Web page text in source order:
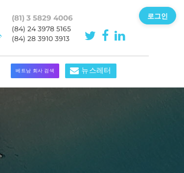
(81) 3 5829 4006
(84) 24 3978 5165
(84) 28 3910 3913
베트남 회사 검색 뉴스레터
로그인